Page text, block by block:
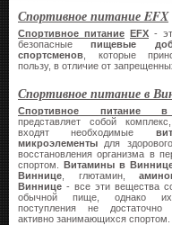
Спортивное питание EFX
Спортивное питание EFX -
безопасныепищевые
спортсменов , которые
пользу, в отличие от
Спортивное питание в
Спортивное питание
представляет собой
входят необходимые
микроэлементы для
восстановления организма в
спортом. Витамины в
Виннице , глютамин,
Виннице - все эти вещества
обычной пище, однако их
поступления не
активно занимающихся спортом.